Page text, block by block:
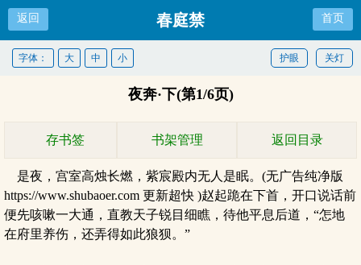
返回 春庭禁 首页
关灯
护眼
字体： 大 中 小
夜奔·下(第1/6页)
存书签 书架管理 返回目录
是夜，宫室高烛长燃，紫宸殿内无人是眠。(无广告纯净版
https://www.shubaoer.com 更新超快 )赵起跪在下首，开口说话前
便先咳嗽一大通，直教天子锐目细瞧，待他平息后道，“怎地
在府里养伤，还弄得如此狼狈。”